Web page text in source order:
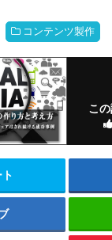
コンテンツ製作
こ